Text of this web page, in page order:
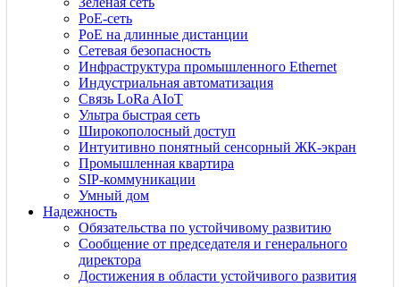
PoE-сеть
PoE на длинные дистанции
Сетевая безопасность
Инфраструктура промышленного Ethernet
Индустриальная автоматизация
Связь LoRa AIoT
Ультра быстрая сеть
Широкополосный доступ
Интуитивно понятный сенсорный ЖК-экран
Промышленная квартира
SIP-коммуникации
Умный дом
Надежность
Обязательства по устойчивому развитию
Сообщение от председателя и генерального
директора
Достижения в области устойчивого развития